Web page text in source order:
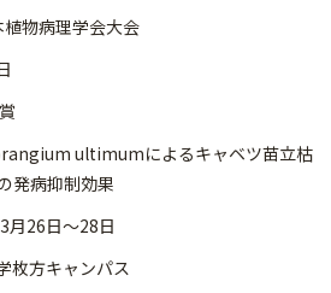
植物病理学会大会
ultimumによるキャベツ苗立枯
発病抑制効果
月26日～28日
枚方キャンパス